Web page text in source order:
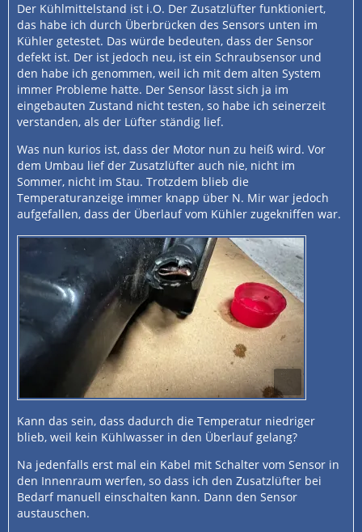
Der Kühlmittelstand ist i.O. Der Zusatzlüfter funktioniert,
das habe ich durch Überbrücken des Sensors unten im
Kühler getestet. Das würde bedeuten, dass der Sensor
defekt ist. Der ist jedoch neu, ist ein Schraubsensor und
den habe ich genommen, weil ich mit dem alten System
immer Probleme hatte. Der Sensor lässt sich ja im
eingebauten Zustand nicht testen, so habe ich seinerzeit
verstanden, als der Lüfter ständig lief.
Was nun kurios ist, dass der Motor nun zu heiß wird. Vor
dem Umbau lief der Zusatzlüfter auch nie, nicht im
Sommer, nicht im Stau. Trotzdem blieb die
Temperaturanzeige immer knapp über N. Mir war jedoch
aufgefallen, dass der Überlauf vom Kühler zugekniffen war.
Kann das sein, dass dadurch die Temperatur niedriger
blieb, weil kein Kühlwasser in den Überlauf gelang?
Na jedenfalls erst mal ein Kabel mit Schalter vom Sensor in
den Innenraum werfen, so dass ich den Zusatzlüfter bei
Bedarf manuell einschalten kann. Dann den Sensor
austauschen.